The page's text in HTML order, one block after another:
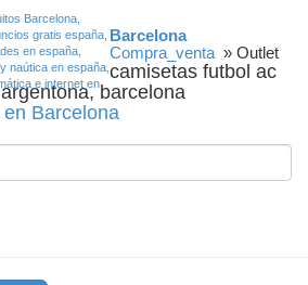
Barcelona
Compra_venta » Outlet
camisetas futbol ac
barcelona
Barcelona